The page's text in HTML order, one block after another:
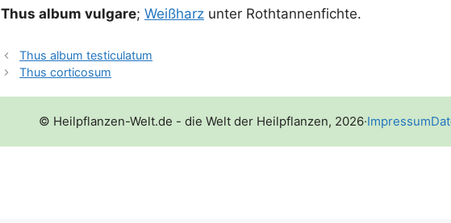
Thus album vul­ga­re; Weiß­harz unter Rothtannenfichte.
Thus album testiculatum
Thus corticosum
© Heilpflanzen-Welt.de - die Welt der Heilpflanzen, 2026·Impressum